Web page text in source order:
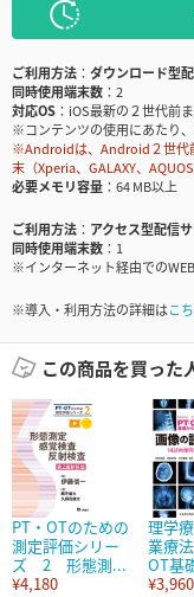
ご利用方法
ダウンロード型
同時使用端末数
2
対応OS
iOS最新の２世代前
※コンテンツの使用にあたり
※Androidは、Android２世代
末（Xperia、GALAXY、
必要メモリ容量
64 MB以上
ご利用方法
アクセス型配信
同時使用端末数
1
※インターネット経由での
※導入・利用方法の詳細はこ
この商品を買った
PT・OTのための
測定評価シリー
ズ 2 形態測...
¥4,180
理学
業療
OT基
¥3,960